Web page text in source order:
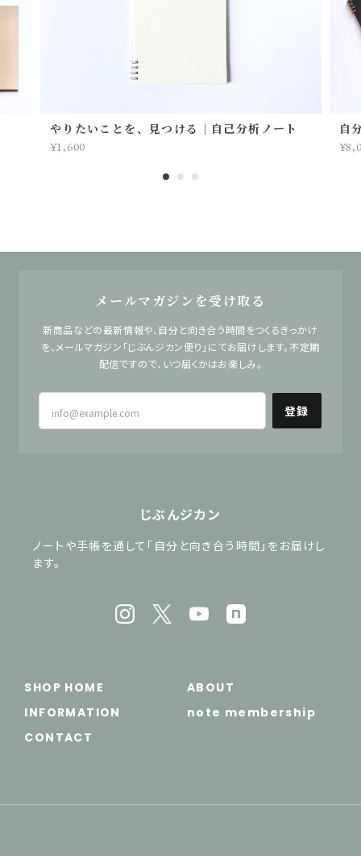
やりたいことを、見つける｜自己分析ノート
¥1,600
自
メールマガジンを受け取る
新商品などの最新情報や、自分と向き合う時間をつくるきっかけ
を、メールマガジン「じぶんジカン便り」にてお届けします。不定期
配信ですので、いつ届くかはお楽しみ。
登録
じぶんジカン
ノートや手帳を通して「自分と向き合う時間」をお届けし
ます。
SHOP HOME
ABOUT
INFORMATION
note membership
CONTACT